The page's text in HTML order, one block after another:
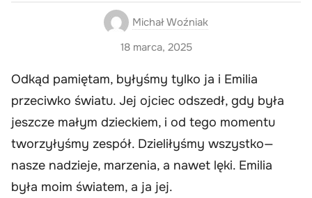
Michał Woźniak
18 marca, 2025
Odkąd pamiętam, byłyśmy tylko ja i Emilia
przeciwko światu. Jej ojciec odszedł, gdy była
jeszcze małym dzieckiem, i od tego momentu
tworzyłyśmy zespół. Dzieliłyśmy wszystko—
nasze nadzieje, marzenia, a nawet lęki. Emilia
była moim światem, a ja jej.